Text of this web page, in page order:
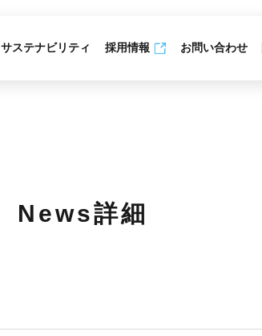
サステナビリティ 採用情報 お問い合わせ
News詳細